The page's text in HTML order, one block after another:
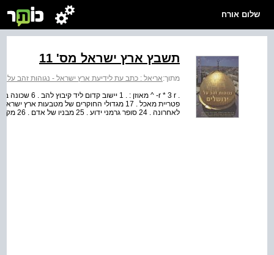
שלום אורח
תשבץ ארץ ישראל מס' 11
מתוך:אריאל : כתב עת לידיעת ארץ ישראל - נגוהות זהב על
לאחרונה . 24 סופר גרמני ידוע . 25 מבניו של אדם . 26 מקום ( בעיקר היסטוריארכיאולוגי ) . 28 מנשא לציוד